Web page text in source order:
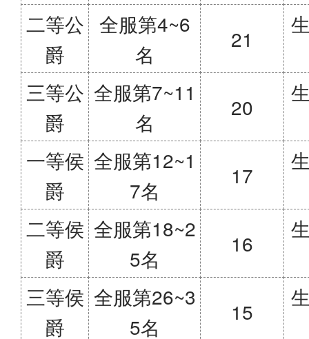
二等公
爵
全服第4~6
名
21
三等公
爵
全服第7~11
名
20
一等侯
爵
全服第12~1
7名
17
二等侯
爵
全服第18~2
5名
16
三等侯
爵
全服第26~3
5名
15